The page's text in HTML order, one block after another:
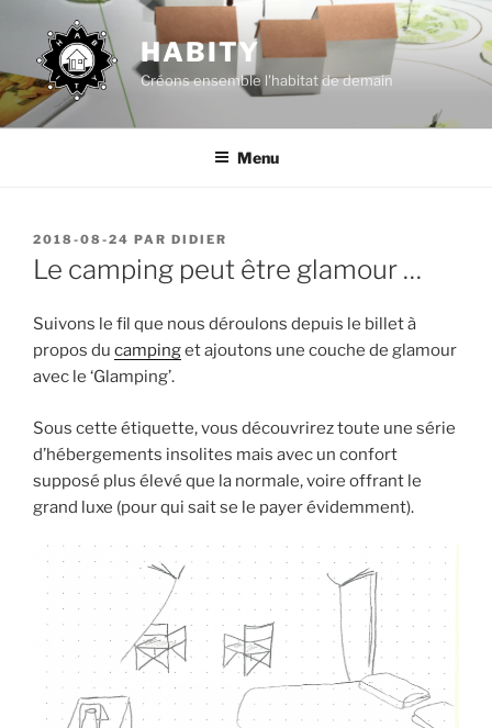
contenu
principal
HABITY
Créons ensemble l'habitat de demain
Menu
PUBLIÉ
LE
2018-08-24 PAR DIDIER
Le camping peut être glamour …
Suivons le fil que nous déroulons depuis le billet à
propos du campinget ajoutons une couche de glamour
avec le ‘Glamping’.
Sous cette étiquette, vous découvrirez toute une série
d’hébergements insolites mais avec un confort
supposé plus élevé que la normale, voire offrant le
grand luxe (pour qui sait se le payer évidemment).